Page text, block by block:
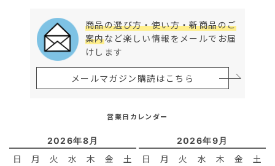
商品の選び方・使い方・新商品のご
案内など楽しい情報をメールでお届
けします
メールマガジン購読はこちら
営業日カレンダー
2026年8月
日 月 火 水 木 金 土
2026年9月
日 月 火 水 木 金 土